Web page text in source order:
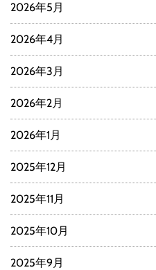
2026年5月
2026年4月
2026年3月
2026年2月
2026年1月
2025年12月
2025年11月
2025年10月
2025年9月